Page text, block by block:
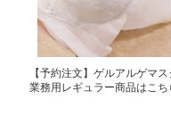
【予約注文】ゲルアルゲマス
業務用レギュラー商品はこち